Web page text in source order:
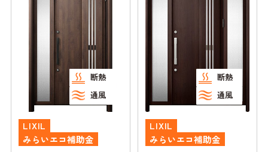
断熱
通風
LIXIL
みらいエコ補助金
断熱
通風
LIXIL
みらいエコ補助金